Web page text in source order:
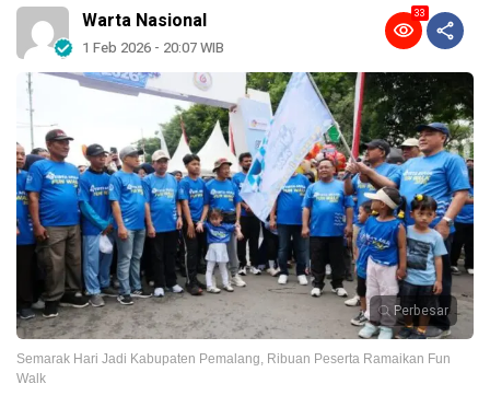
Warta Nasional
1 Feb 2026 - 20:07 WIB
33
Perbesar
Semarak Hari Jadi Kabupaten Pemalang, Ribuan Peserta Ramaikan Fun
Walk